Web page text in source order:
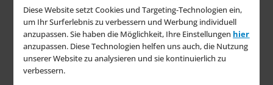
Diese Website setzt Cookies und Targeting-Technologien ein,
um Ihr Surferlebnis zu verbessern und Werbung individuell
anzupassen. Sie haben die Möglichkeit, Ihre Einstellungen hier
anzupassen. Diese Technologien helfen uns auch, die Nutzung
unserer Website zu analysieren und sie kontinuierlich zu
verbessern.
der Schutz der Natur sind seit 375 Jahren
feste Bestandteile der Fiskars DNA. Wir
sind überzeugt, dass jeder einen Beitrag
für eine nachhaltigere Zukunft leisten kann
– sei es durch kleinere Handlungen im